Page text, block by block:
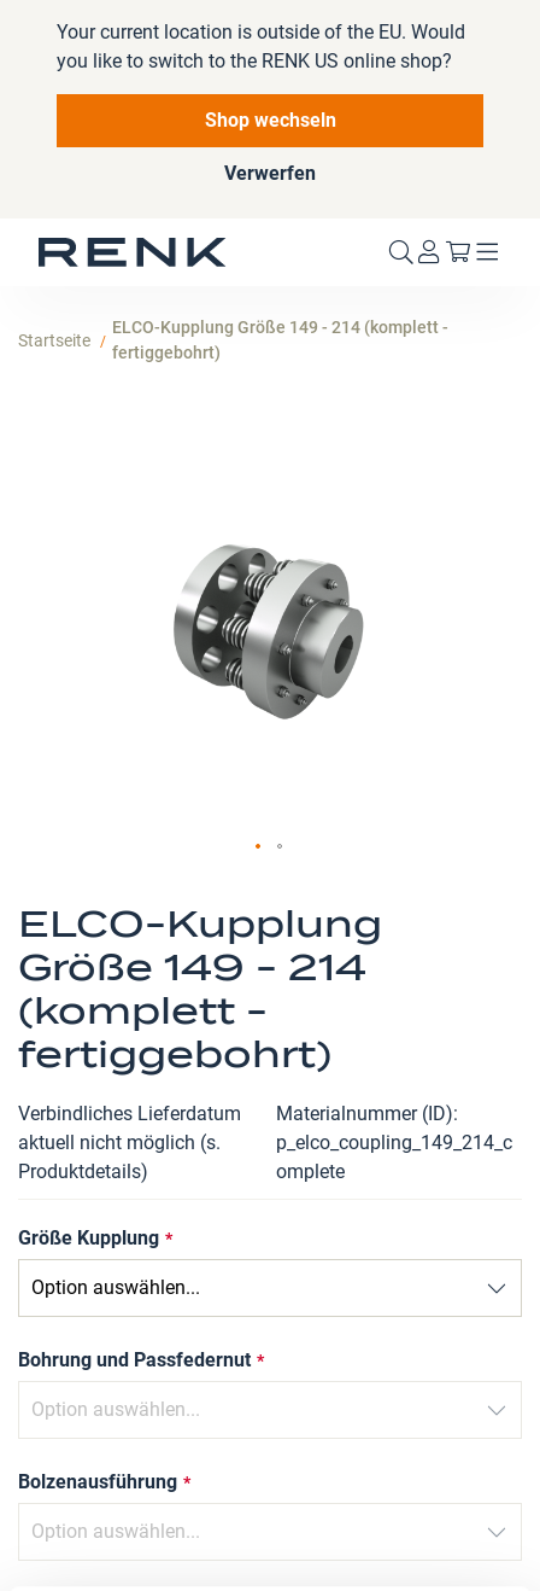
Your current location is outside of the EU. Would
you like to switch to the RENK US online shop?
Shop wechseln
Verwerfen
Mein
Startseite
ELCO-Kupplung Größe 149 - 214 (komplett -
fertiggebohrt)
ELCO-Kupplung
Größe 149 - 214
(komplett -
fertiggebohrt)
Verbindliches Lieferdatum
aktuell nicht möglich (s.
Produktdetails)
Materialnummer (ID)
p_elco_coupling_149_214_c
omplete
Größe Kupplung
Bohrung und Passfedernut
Bolzenausführung
Anfang
der
Bildergalerie
springen